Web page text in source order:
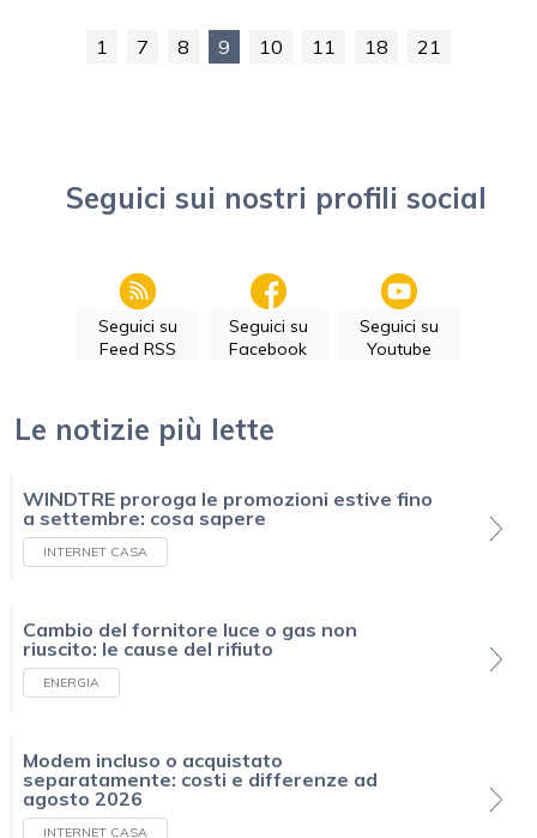
1 7 8 9 10 11 18 21
Seguici sui nostri profili social
Seguici su
Feed RSS
Seguici su
Facebook
Seguici su
Youtube
Le notizie più lette
WINDTRE proroga le promozioni estive fino
a settembre: cosa sapere
INTERNET CASA
Cambio del fornitore luce o gas non
riuscito: le cause del rifiuto
ENERGIA
Modem incluso o acquistato
separatamente: costi e differenze ad
agosto 2026
INTERNET CASA